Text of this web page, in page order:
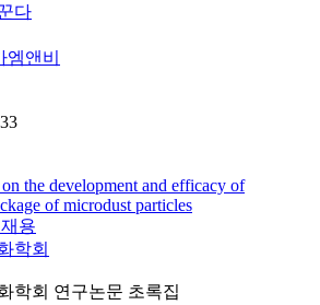
다
앤비
the development and efficacy of
of microdust particles
용
학회
학회 연구논문 초록집